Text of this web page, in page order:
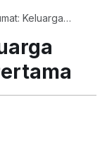
Keluarga